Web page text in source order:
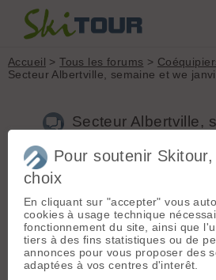
Accueil >Tous les forums >
Secteur Albertville, semaine et we
Secteur Albertville,
Aller à
Nouveau sujet Voir tous les sujets
A
Aixcentrik[44posts] - Le 16/01/
Ah merde c’est vrai qu’il y avait ça …
Pour soutenir
choix
En cliquant sur "accepter" vous
cookies à usage technique
fonctionnement du site, ainsi que
tiers à des fins statistiques ou de
annonces pour vous proposer des
adaptées à vos centres d'interêt.